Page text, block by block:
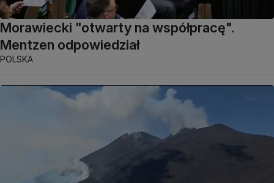
Morawiecki "otwarty na współpracę".
Mentzen odpowiedział
POLSKA